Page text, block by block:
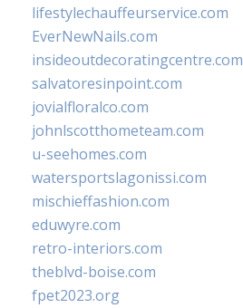
lifestylechauffeurservice.com
EverNewNails.com
insideoutdecoratingcentre.com
salvatoresinpoint.com
jovialfloralco.com
johnlscotthometeam.com
u-seehomes.com
watersportslagonissi.com
mischieffashion.com
eduwyre.com
retro-interiors.com
theblvd-boise.com
fpet2023.org